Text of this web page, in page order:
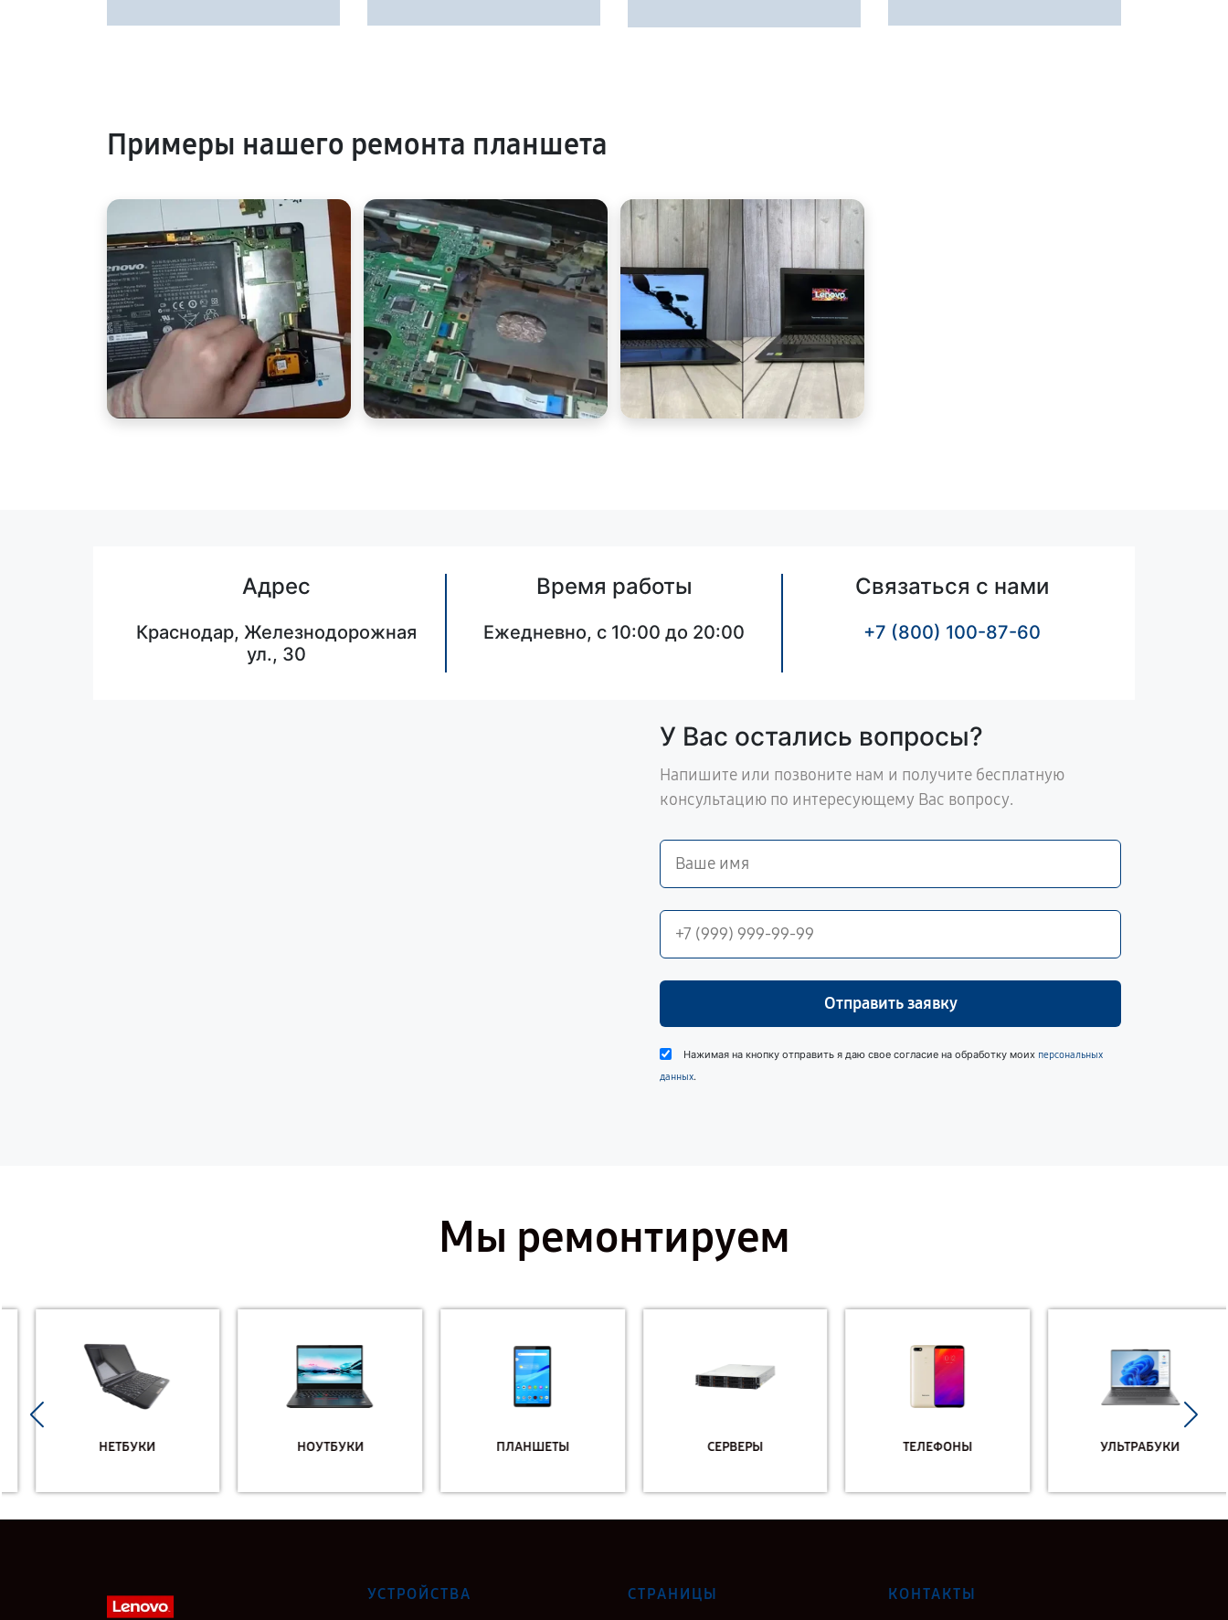
Примеры нашего ремонта планшета
Адрес
Краснодар, Железнодорожная
ул., 30
Время работы
Ежедневно, с 10:00 до 20:00
Связаться с нами
+7 (800) 100-87-60
У Вас остались вопросы?
Напишите или позвоните нам и получите бесплатную
консультацию по интересующему Вас вопросу.
Отправить заявку
Нажимая на кнопку отправить я даю свое согласие на обработку моих персональных
данных.
Мы ремонтируем
НЕТБУКИ НОУТБУКИ ПЛАНШЕТЫ СЕРВЕРЫ ТЕЛЕФОНЫ УЛЬТРАБУКИ
УСТРОЙСТВА СТРАНИЦЫ КОНТАКТЫ